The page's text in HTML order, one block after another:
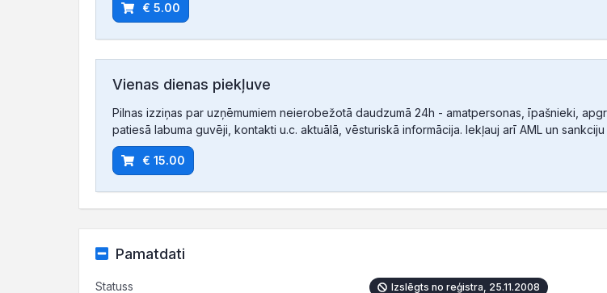
€ 5.00
Vienas dienas piekļuve
Pilnas izziņas par uzņēmumiem neierobežotā daudzumā 24h - amatpersonas, īpašnieki,
patiesā labuma guvēji, kontakti u.c. aktuālā, vēsturiskā informācija. Iekļauj arī AML un
€ 15.00
Pamatdati
Statuss Izslēgts no reģistra, 25.11.2008